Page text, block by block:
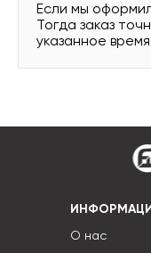
Если мы
Тогда заказ
указанное
О нас